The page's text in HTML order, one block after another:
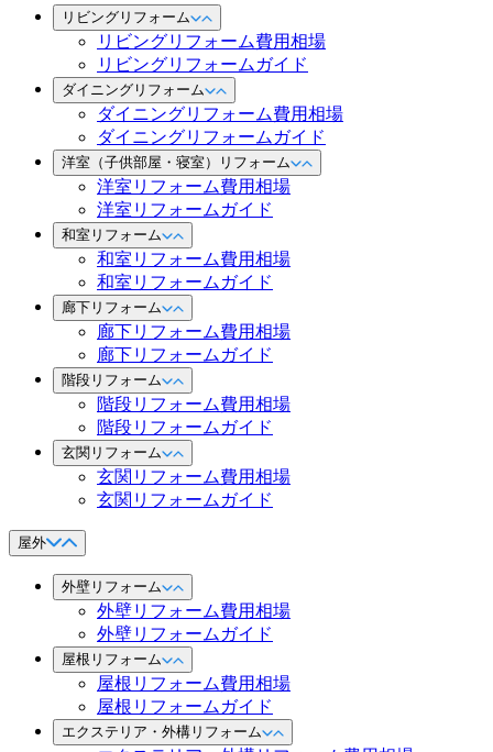
リビングリフォーム
リビングリフォーム費用相場
リビングリフォームガイド
ダイニングリフォーム
ダイニングリフォーム費用相場
ダイニングリフォームガイド
洋室（子供部屋・寝室）リフォーム
洋室リフォーム費用相場
洋室リフォームガイド
和室リフォーム
和室リフォーム費用相場
和室リフォームガイド
廊下リフォーム
廊下リフォーム費用相場
廊下リフォームガイド
階段リフォーム
階段リフォーム費用相場
階段リフォームガイド
玄関リフォーム
玄関リフォーム費用相場
玄関リフォームガイド
屋外
外壁リフォーム
外壁リフォーム費用相場
外壁リフォームガイド
屋根リフォーム
屋根リフォーム費用相場
屋根リフォームガイド
エクステリア・外構リフォーム